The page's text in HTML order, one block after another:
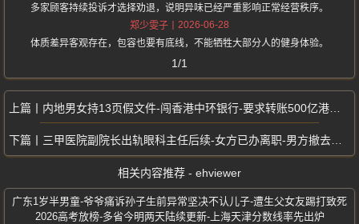
多家顾客持续投诉才选择劝退，说明异味已经严重影响正常经营秩序。
郑少雯子
2026-06-28
体质差异客观存在，包容也要有底线，不能牺牲大部分人的健身体验。
1/1
内地男女持13页假文件-闯香港中环银行-要求转账500亿港元当场被捕
三甲医院副院长出轨眼科主任后续-女方已办离职-男方撤去领导职务恢复出诊
相关内容推荐 - ehviewer
广东1岁半男童-爷爷痛诉孙子生前异常坚决不认儿子-遭生父女友踢打致死
2026高考放榜-多省今明两天陆续更新-上海天津分数线率先出炉